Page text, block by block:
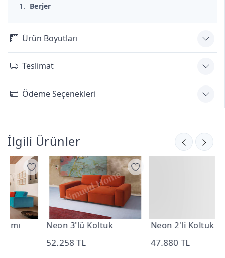
Berjer
Ürün Boyutları
Teslimat
Ödeme Seçenekleri
İlgili Ürünler
Neon 3'lü Koltuk
52.258 TL
Neon 2'li Koltuk
47.880 TL